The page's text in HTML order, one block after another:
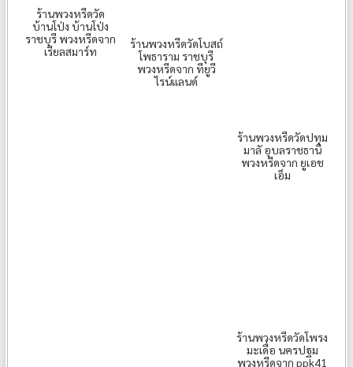
ร้านพวงหรีดวัด
บ้านโป่ง บ้านโป่ง
ราชบุรี พวงหรีดจาก
เรียลสมาร์ท
ร้านพวงหรีดวัดโบสถ์
โพธาราม ราชบุรี
พวงหรีดจาก ทียูวี
ไรน์แลนด์
ร้านพวงหรีดวัดปทุม
มาลั อุบลราชธานี
พวงหรีดจาก ยูเอช
เอ็ม
ร้านพวงหรีดวัดโพรง
มะเดื่อ นครปฐม
พวงหรีดจาก ppk41